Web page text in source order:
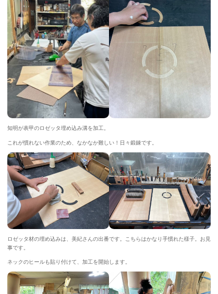
知明が表甲のロゼッタ埋め込み溝を加工。
これが慣れない作業のため、なかなか難しい！日々鍛錬です。
ロゼッタ材の埋め込みは、美紀さんの出番です。こちらはかなり手慣れた様子。お見
事です。
ネックのヒールも貼り付けて、加工を開始します。